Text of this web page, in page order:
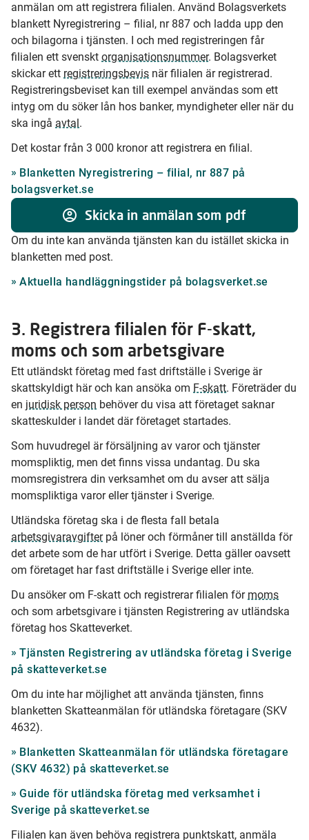
anmälan om att registrera filialen. Använd Bolagsverkets
blankett Nyregistrering – filial, nr 887 och ladda upp den
och bilagorna i tjänsten. I och med registreringen får
filialen ett svenskt organisationsnummer. Bolagsverket
skickar ett registreringsbevis när filialen är registrerad.
Registreringsbeviset kan till exempel användas som ett
intyg om du söker lån hos banker, myndigheter eller när du
ska ingå avtal.
Det kostar från 3 000 kronor att registrera en filial.
Blanketten Nyregistrering – filial, nr 887 på
bolagsverket.se
Skicka in anmälan som pdf
Om du inte kan använda tjänsten kan du istället skicka in
blanketten med post.
Aktuella handläggningstider på bolagsverket.se
3. Registrera filialen för F-skatt,
moms och som arbetsgivare
Ett utländskt företag med fast driftställe i Sverige är
skattskyldigt här och kan ansöka om F-skatt. Företräder du
en juridisk person behöver du visa att företaget saknar
skatteskulder i landet där företaget startades.
Som huvudregel är försäljning av varor och tjänster
momspliktig, men det finns vissa undantag. Du ska
momsregistrera din verksamhet om du avser att sälja
momspliktiga varor eller tjänster i Sverige.
Utländska företag ska i de flesta fall betala
arbetsgivaravgifterpå löner och förmåner till anställda för
det arbete som de har utfört i Sverige. Detta gäller oavsett
om företaget har fast driftställe i Sverige eller inte.
Du ansöker om F-skatt och registrerar filialen för moms
och som arbetsgivare i tjänsten Registrering av utländska
företag hos Skatteverket.
Tjänsten Registrering av utländska företag i Sverige
på skatteverket.se
Om du inte har möjlighet att använda tjänsten, finns
blanketten Skatteanmälan för utländska företagare (SKV
4632).
Blanketten Skatteanmälan för utländska företagare
(SKV 4632) på skatteverket.se
Guide för utländska företag med verksamhet i
Sverige på skatteverket.se
Filialen kan även behöva registrera punktskatt, anmäla